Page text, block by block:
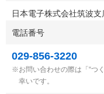
日本電子株式会社筑波支
電話番号
029-856-3220
お問い合わせの際は「“つ
幸いです。